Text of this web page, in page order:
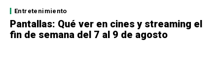
Entretenimiento
Pantallas: Qué ver en cines y streaming el
fin de semana del 7 al 9 de agosto